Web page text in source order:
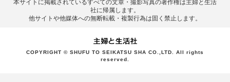
本サイトに掲載されているすべての⽂章・撮影写真の著作権は主婦と⽣活
社に帰属します。
他サイトや他媒体への無断転載・複製⾏為は固く禁⽌します。
COPYRIGHT © SHUFU TO SEIKATSU SHA CO.,LTD. All rights
reserved.